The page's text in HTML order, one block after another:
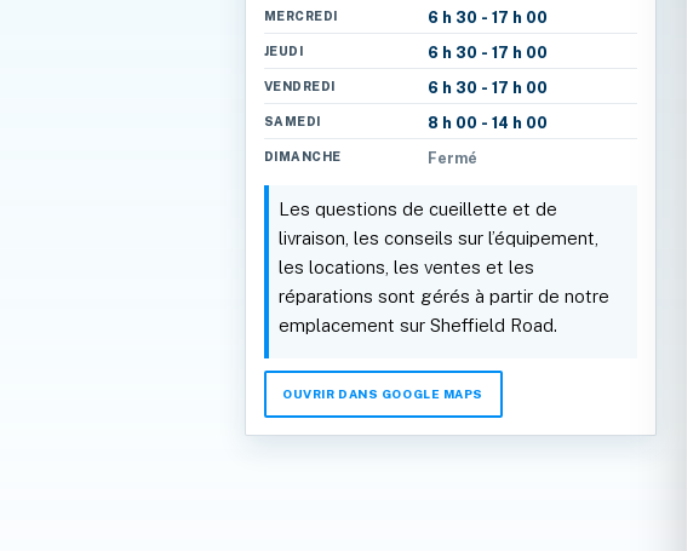
MERCREDI 6 h 30 - 17 h 00
JEUDI 6 h 30 - 17 h 00
VENDREDI 6 h 30 - 17 h 00
SAMEDI 8 h 00 - 14 h 00
DIMANCHE Fermé
Les questions de cueillette et de
livraison, les conseils sur l’équipement,
les locations, les ventes et les
réparations sont gérés à partir de notre
emplacement sur Sheffield Road.
OUVRIR DANS GOOGLE MAPS